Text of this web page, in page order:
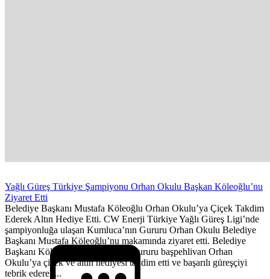
Yağlı Güreş Türkiye Şampiyonu Orhan Okulu Başkan Köleoğlu’nu
Ziyaret Etti
Belediye Başkanı Mustafa Köleoğlu Orhan Okulu’ya Çiçek Takdim
Ederek Altın Hediye Etti. CW Enerji Türkiye Yağlı Güreş Ligi’nde
şampiyonluğa ulaşan Kumluca’nın Gururu Orhan Okulu Belediye
Başkanı Mustafa Köleoğlu’nu makamında ziyaret etti. Belediye
Başkanı Köleoğlu, Kumluca’nın Gururu başpehlivan Orhan
Okulu’ya çiçek ve altın hediyesi takdim etti ve başarılı güreşçiyi
tebrik ederek...